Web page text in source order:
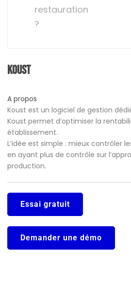
restauration
?
Koust
A propos
Koust est un logiciel de gestion
Koust permet d’optimiser la
établissement.
L’idée est simple : mieux contrôler
en ayant plus de contrôle sur
production.
Essai gratuit
Demander une démo